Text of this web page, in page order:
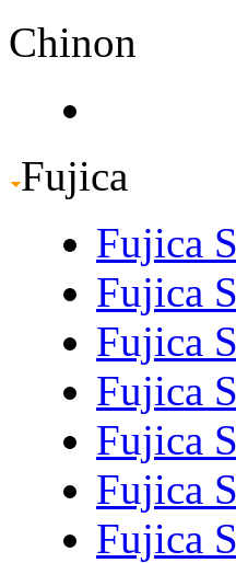
Chinon
Fujica
Fujica
Fujica
Fujica
Fujica
Fujica
Fujica
Fujica